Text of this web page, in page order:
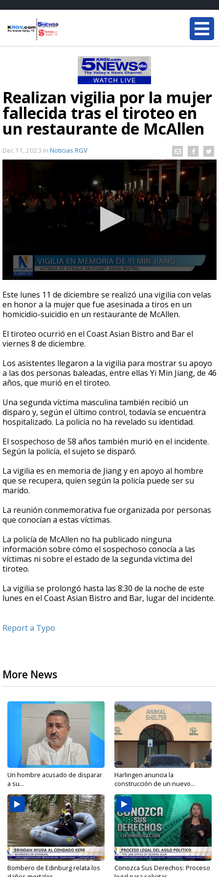
Realizan vigilia por la mujer
fallecida tras el tiroteo en
un restaurante de McAllen
Dec 11, 2023 in Noticias RGV
seconds
of
58
seconds
Este lunes 11 de diciembre se realizó una vigilia con velas
en honor a la mujer que fue asesinada a tiros en un
homicidio-suicidio en un restaurante de McAllen.
El tiroteo ocurrió en el Coast Asian Bistro and Bar el
viernes 8 de diciembre.
Los asistentes llegaron a la vigilia para mostrar su apoyo
a las dos personas baleadas, entre ellas Yi Min Jiang, de 46
años, que murió en el tiroteo.
Una segunda víctima masculina también recibió un
disparo y, según el último control, todavía se encuentra
hospitalizado. La policía no ha revelado su identidad.
El sospechoso de 58 años también murió en el incidente.
Según la policía, el sujeto se disparó.
La vigilia es en memoria de Jiang y en apoyo al hombre
que se recupera, quien según la policía puede ser su
marido.
La reunión conmemorativa fue organizada por personas
que conocían a estas víctimas.
La policía de McAllen no ha publicado ninguna
información sobre cómo el sospechoso conocía a las
víctimas ni sobre el estado de la segunda víctima del
tiroteo.
La vigilia se prolongó hasta las 8:30 de la noche de este
lunes en el Coast Asian Bistro and Bar, lugar del incidente.
Report a Typo
More News
Un hombre acusado de disparar
a su...
Harlingen anuncia la
construcción de un nuevo...
Bombero de Edinburg relata los
Conozca Sus Derechos: Proceso